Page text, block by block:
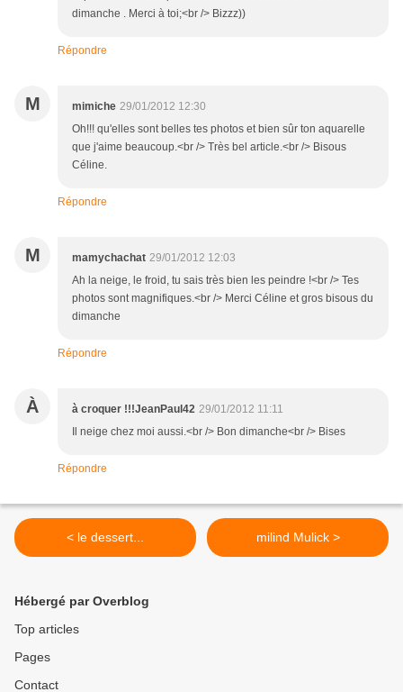
dimanche . Merci à toi;<br /> Bizzz))
Répondre
M mimiche 29/01/2012 12:30
Oh!!! qu'elles sont belles tes photos et bien sûr ton aquarelle
que j'aime beaucoup.<br /> Très bel article.<br /> Bisous
Céline.
Répondre
M mamychachat 29/01/2012 12:03
Ah la neige, le froid, tu sais très bien les peindre !<br /> Tes
photos sont magnifiques.<br /> Merci Céline et gros bisous du
dimanche
Répondre
À à croquer !!!JeanPaul42 29/01/2012 11:11
Il neige chez moi aussi.<br /> Bon dimanche<br /> Bises
Répondre
< le dessert... milind Mulick >
Hébergé par Overblog
Top articles
Pages
Contact